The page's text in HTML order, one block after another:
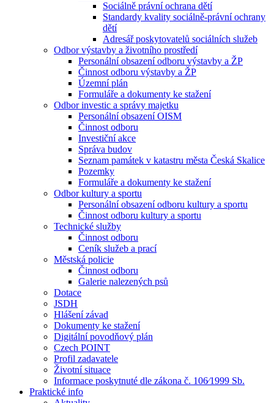
Sociálně právní ochrana dětí
Standardy kvality sociálně-právní ochrany
dětí
Adresář poskytovatelů sociálních služeb
Odbor výstavby a životního prostředí
Personální obsazení odboru výstavby a ŽP
Činnost odboru výstavby a ŽP
Územní plán
Formuláře a dokumenty ke stažení
Odbor investic a správy majetku
Personální obsazení OISM
Činnost odboru
Investiční akce
Správa budov
Seznam památek v katastru města Česká Skalice
Pozemky
Formuláře a dokumenty ke stažení
Odbor kultury a sportu
Personální obsazení odboru kultury a sportu
Činnost odboru kultury a sportu
Technické služby
Činnost odboru
Ceník služeb a prací
Městská policie
Činnost odboru
Galerie nalezených psů
Dotace
JSDH
Hlášení závad
Dokumenty ke stažení
Digitální povodňový plán
Czech POINT
Profil zadavatele
Životní situace
Informace poskytnuté dle zákona č. 106⁄1999 Sb.
Praktické info